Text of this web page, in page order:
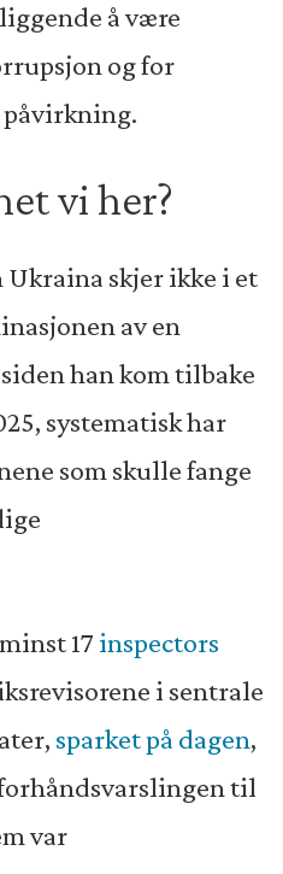
å være
og for
vi her?
Ukraina skjer ikke i et
av en
han kom tilbake
systematisk har
som skulle fange
17 inspectors
i sentrale
sparket på dagen,
til
var